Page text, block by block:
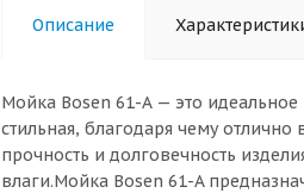
Описание
Мойка Bosen 61-A — это
стильная, благодаря чему
прочность и долговечность
влаги.Мойка Bosen 61-A